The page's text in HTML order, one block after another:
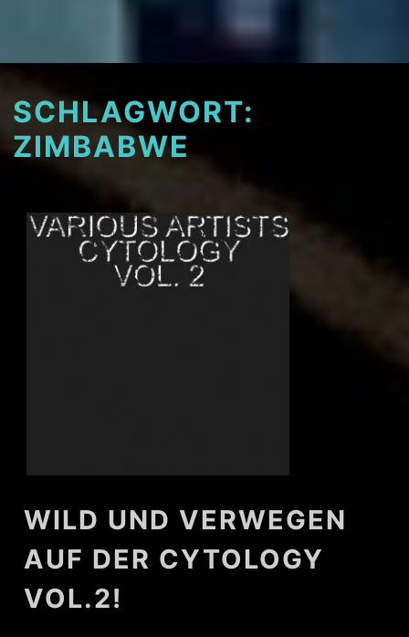
SCHLAGWORT:
ZIMBABWE
WILD UND VERWEGEN
AUF DER CYTOLOGY
VOL.2!